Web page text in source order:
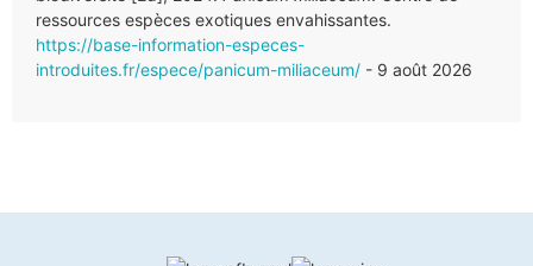
ressources espèces exotiques envahissantes.
https://base-information-especes-
introduites.fr/espece/panicum-miliaceum/ - 9 août 2026